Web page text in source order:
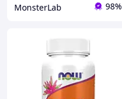
MonsterLab 98%